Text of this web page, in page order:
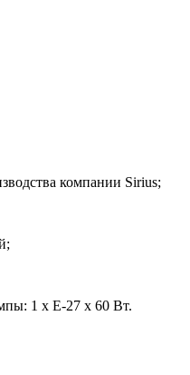
компании Sirius;
1 х Е-27 х 60 Вт.